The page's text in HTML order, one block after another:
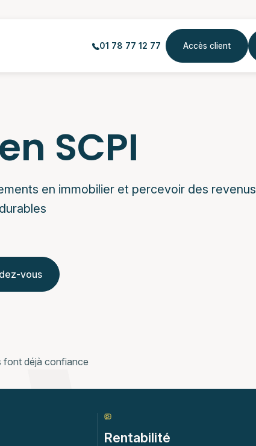
01 78 77 12 77 Accès client
SCPI
en immobilier et percevoir des revenus
vous
font déjà confiance
Rentabilité